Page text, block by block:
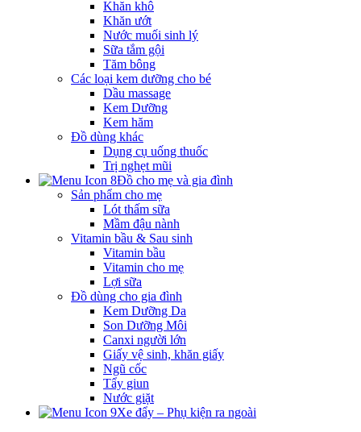
Khăn khô
Khăn ướt
Nước muối sinh lý
Sữa tắm gội
Tăm bông
Các loại kem dưỡng cho bé
Dầu massage
Kem Dưỡng
Kem hăm
Đồ dùng khác
Dụng cụ uống thuốc
Trị nghẹt mũi
Đồ cho mẹ và gia đình
Sản phẩm cho mẹ
Lót thấm sữa
Mầm đậu nành
Vitamin bầu & Sau sinh
Vitamin bầu
Vitamin cho mẹ
Lợi sữa
Đồ dùng cho gia đình
Kem Dưỡng Da
Son Dưỡng Môi
Canxi người lớn
Giấy vệ sinh, khăn giấy
Ngũ cốc
Tẩy giun
Nước giặt
Xe đẩy – Phụ kiện ra ngoài